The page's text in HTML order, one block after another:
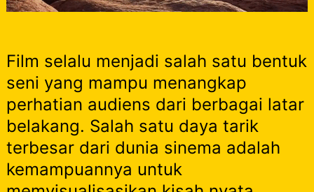
Film selalu menjadi salah satu bentuk
seni yang mampu menangkap
perhatian audiens dari berbagai latar
belakang. Salah satu daya tarik
terbesar dari dunia sinema adalah
kemampuannya untuk